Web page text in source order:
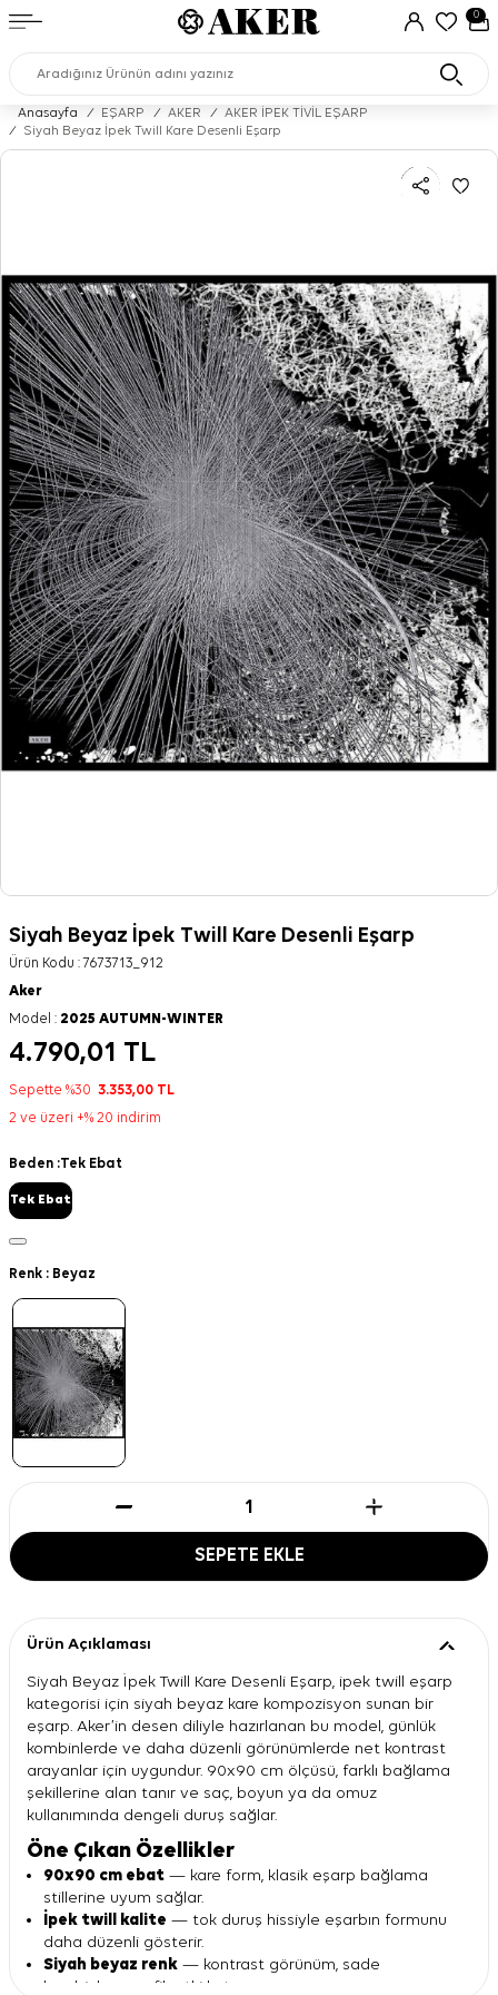
0
Anasayfa / EŞARP / AKER /
AKER İPEK TİVİL EŞARP
/
Siyah Beyaz İpek Twill Kare Desenli Eşarp
Siyah Beyaz İpek Twill Kare Desenli Eşarp
Ürün Kodu :7673713_912
Aker
Model : 2025 AUTUMN-WINTER
4.790,01 TL
Sepette %30 3.353,00 TL
2 ve üzeri +% 20 indirim
Beden :Tek Ebat
Tek Ebat
Renk : Beyaz
SEPETE EKLE
Ürün Açıklaması
Siyah Beyaz İpek Twill Kare Desenli Eşarp, ipek twill eşarp
kategorisi için siyah beyaz kare kompozisyon sunan bir
eşarp. Aker’in desen diliyle hazırlanan bu model, günlük
kombinlerde ve daha düzenli görünümlerde net kontrast
arayanlar için uygundur. 90x90 cm ölçüsü, farklı bağlama
şekillerine alan tanır ve saç, boyun ya da omuz
kullanımında dengeli duruş sağlar.
Öne Çıkan Özellikler
90x90 cm ebat — kare form, klasik eşarp bağlama
stillerine uyum sağlar.
İpek twill kalite — tok duruş hissiyle eşarbın formunu
daha düzenli gösterir.
Siyah beyaz renk — kontrast görünüm, sade
kombinlere grafik etki katar.